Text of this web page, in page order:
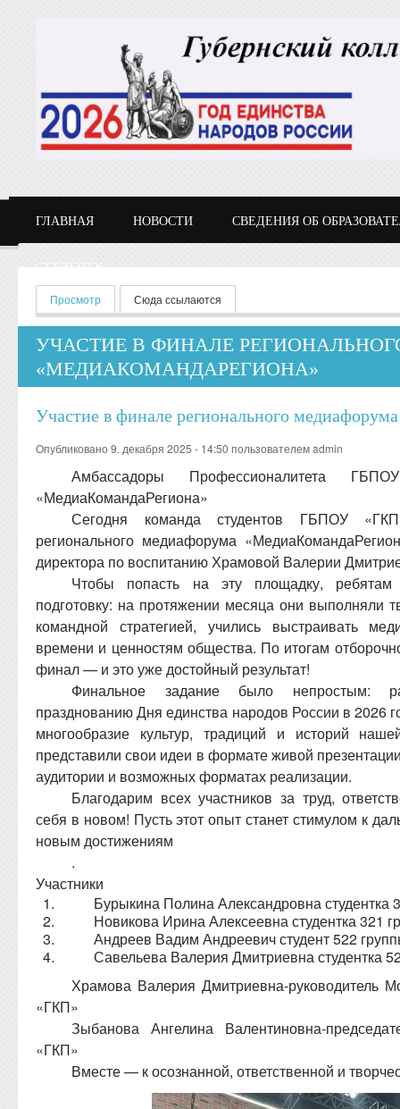
ГЛАВНАЯ НОВОСТИ СВЕДЕНИЯ ОБ
СТУДЕНТУ
Главные вкладки
Просмотр (активная вкладка)
Сюда ссылаются
УЧАСТИЕ В ФИНАЛЕ
«МЕДИАКОМАНДАРЕГИОНА»
Участие в финале регионального
Опубликовано 9. декабря 2025 - 14:50 пользователемadmin
Амбассадоры Профессионалитета
«МедиаКомандаРегиона»
Сегодня команда студентов ГБПОУ
регионального медиафорума
директора по воспитанию Храмовой Валерии
Чтобы попасть на эту площадку, ребятам
подготовку: на протяжении месяца они выполняли
командной стратегией, учились выстраивать
времени и ценностям общества. По итогам
финал — и это уже достойный результат!
Финальное задание было непростым:
празднованию Дня единства народов России в 2026
многообразие культур, традиций и историй
представили свои идеи в формате живой
аудитории и возможных форматах реализации.
Благодарим всех участников за труд,
себя в новом! Пусть этот опыт станет стимулом к
новым достижениям
.
Участники
Бурыкина Полина Александровна студентка
Новикова Ирина Алексеевна студентка 321
Андреев Вадим Андреевич студент 522
Савельева Валерия Дмитриевна студентка
Храмова Валерия Дмитриевна-руководитель
«ГКП»
Зыбанова Ангелина Валентиновна-
«ГКП»
Вместе — к осознанной, ответственной и